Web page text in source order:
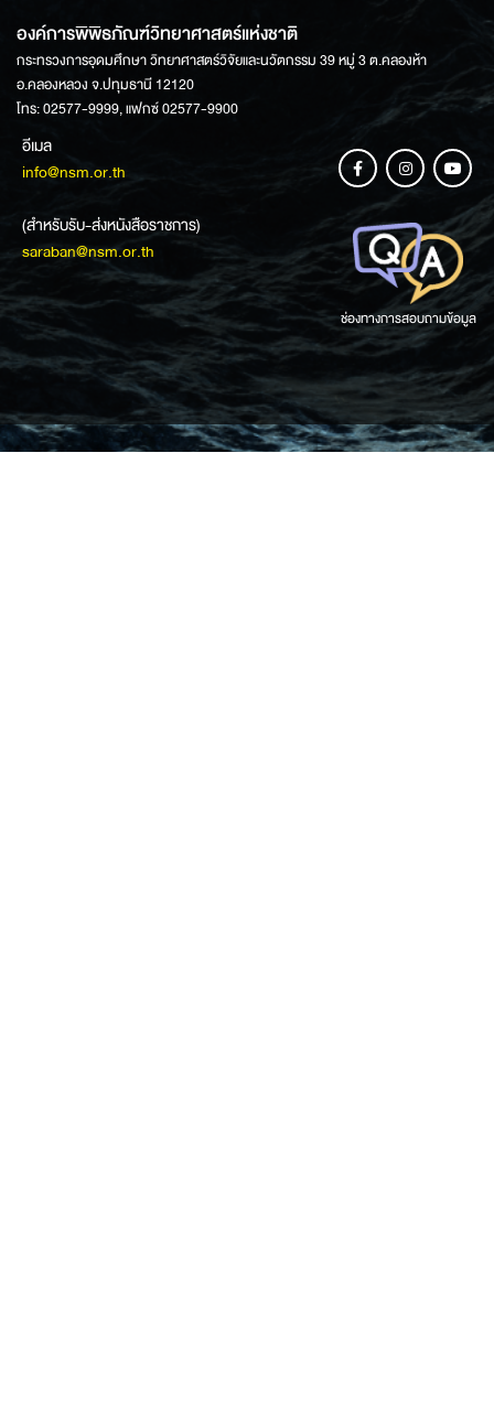
องค์การพิพิธภัณฑ์วิทยาศาสตร์แห่งชาติ
กระทรวงการอุดมศึกษา วิทยาศาสตร์วิจัยและนวัตกรรม 39 หมู่ 3 ต.คลองห้า
อ.คลองหลวง จ.ปทุมธานี 12120
โทร: 02577-9999, แฟกซ์ 02577-9900
อีเมล
info@nsm.or.th
(สำหรับรับ-ส่งหนังสือราชการ)
saraban@nsm.or.th
ช่องทางการสอบถามข้อมูล